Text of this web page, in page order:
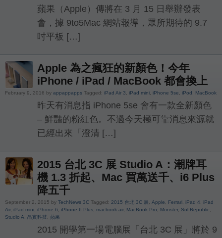
蘋果（Apple）傳將在 3 月 15 日舉辦發表
會，據 9to5Mac 網站報導，眾所期待的 9.7
吋平板 […]
Apple 為之瘋狂的新顏色！今年
iPhone / iPad / MacBook 都會換上
February 9, 2016 by appappapps Tagged: iPad Air 3 iPad mini iPhone 5se iPod MacBook
昨天有消息指 iPhone 5se 會有一款全新顏色
– 鮮豔的粉紅色。不過今天極可靠消息來源就
已經出來「澄清 […]
2015 台北 3C 展 Studio A：潮牌耳
機 1.3 折起、Mac 買萬送千、i6 Plus
降五千
September 2, 2015 by TechNews 3C Tagged: 2015 台北 3C 展 Apple Ferrari iPad 4
iPad
Air, iPad mini iPhone 6 iPhone 6 Plus macbook air, MacBook Pro Monster, Sol Republic
Studio A
晶實科技 蘋果
2015 開學第一場電腦展「台北 3C 展」將於 9